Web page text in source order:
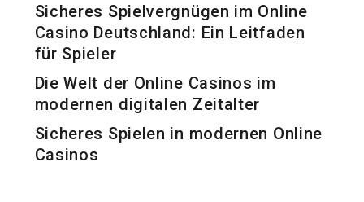
Sicheres Spielvergnügen im Online
Casino Deutschland: Ein Leitfaden
für Spieler
Die Welt der Online Casinos im
modernen digitalen Zeitalter
Sicheres Spielen in modernen Online
Casinos